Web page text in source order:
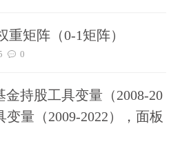
重矩阵（0-1矩阵）
0
金持股工具变量（2008-20
变量（2009-2022），面板